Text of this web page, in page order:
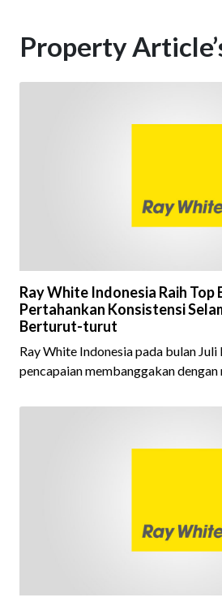
Property
Ray White Indonesia Raih Top
Pertahankan Konsistensi
Berturut-turut
Ray White Indonesia pada bulan
pencapaian membanggakan
ini menjadi semakin istimewa
tahun berturut-turut, sebuah bukti